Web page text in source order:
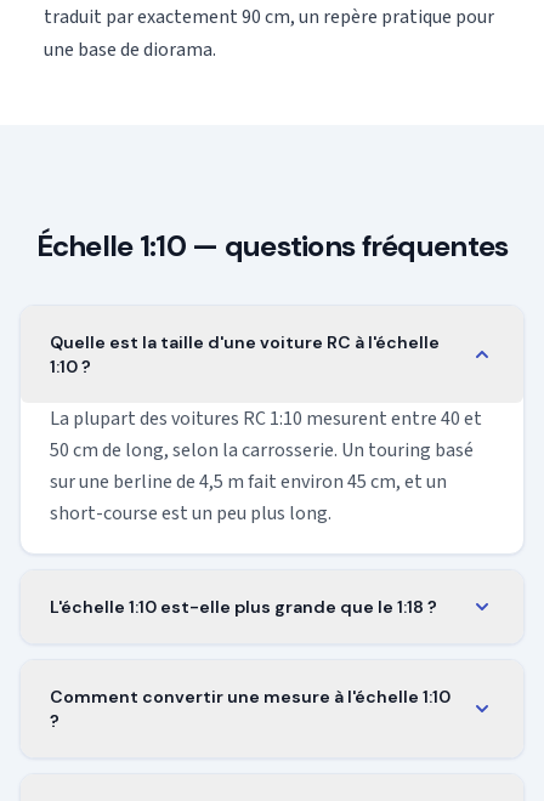
traduit par exactement 90 cm, un repère pratique pour
une base de diorama.
Échelle 1:10 — questions fréquentes
Quelle est la taille d'une voiture RC à l'échelle
1:10 ?
La plupart des voitures RC 1:10 mesurent entre 40 et
50 cm de long, selon la carrosserie. Un touring basé
sur une berline de 4,5 m fait environ 45 cm, et un
short-course est un peu plus long.
L'échelle 1:10 est-elle plus grande que le 1:18 ?
qu'un 1:18 du même véhicule. Une voiture de 4,5 m
mesure environ 45 cm au 1:10 et seulement 25 cm au
Comment convertir une mesure à l'échelle 1:10
?